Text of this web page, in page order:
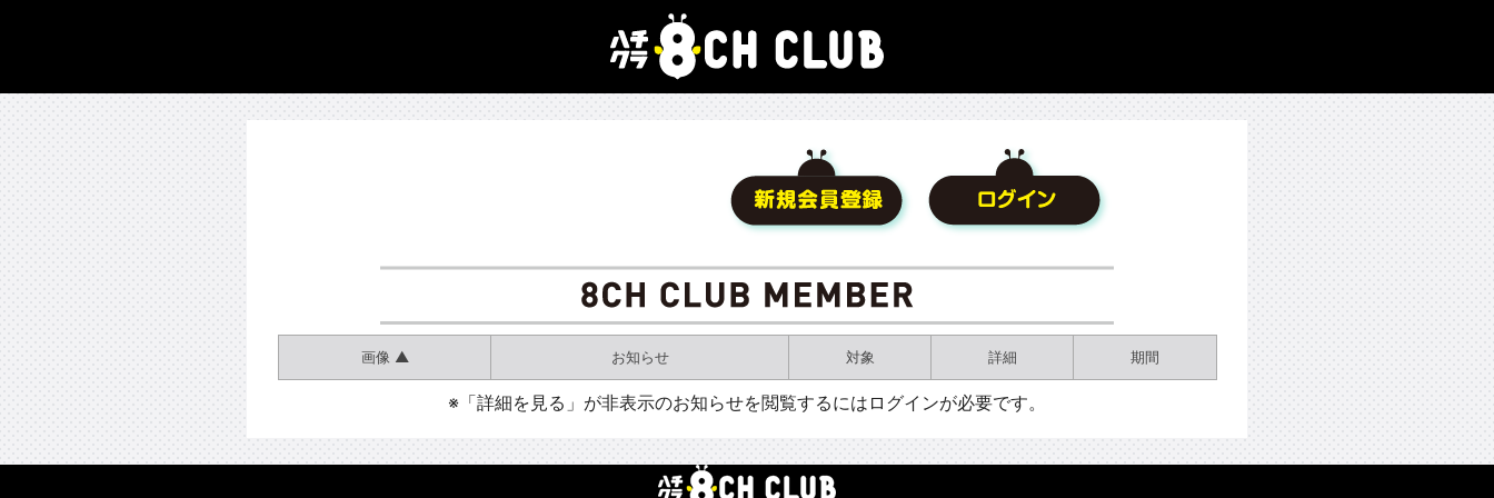
画像 ▲ お知らせ 対象 詳細 期間
※「詳細を見る」が非表示のお知らせを閲覧するにはログインが必要です。